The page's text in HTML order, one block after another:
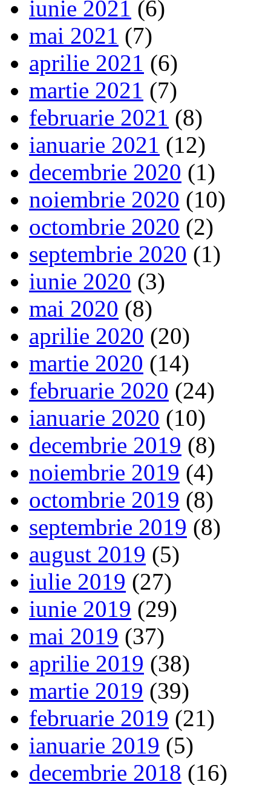
iunie 2021 (6)
mai 2021 (7)
aprilie 2021 (6)
martie 2021 (7)
februarie 2021 (8)
ianuarie 2021 (12)
decembrie 2020 (1)
noiembrie 2020 (10)
octombrie 2020 (2)
septembrie 2020 (1)
iunie 2020 (3)
mai 2020 (8)
aprilie 2020 (20)
martie 2020 (14)
februarie 2020 (24)
ianuarie 2020 (10)
decembrie 2019 (8)
noiembrie 2019 (4)
octombrie 2019 (8)
septembrie 2019 (8)
august 2019 (5)
iulie 2019 (27)
iunie 2019 (29)
mai 2019 (37)
aprilie 2019 (38)
martie 2019 (39)
februarie 2019 (21)
ianuarie 2019 (5)
decembrie 2018 (16)